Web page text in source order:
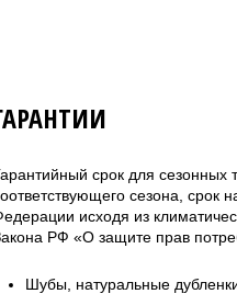
срок для сезонных
сезона, срок
исходя из
РФ «О защите прав
Шубы, натуральные